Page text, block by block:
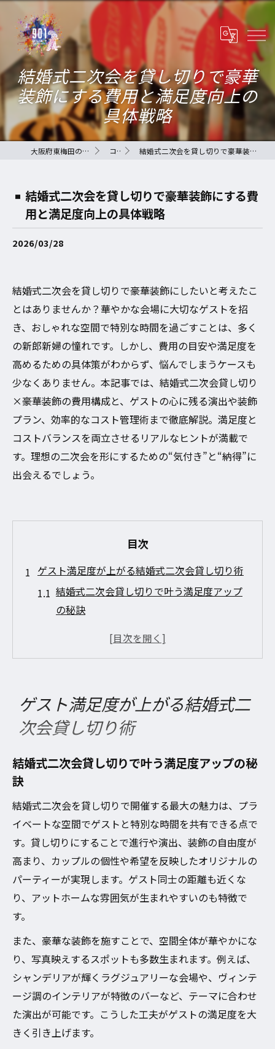
結婚式二次会を貸し切りで豪華
装飾にする費用と満足度向上の
具体戦略
大阪府東梅田のバーなら901-QLAY- コラム 結婚式二次会を貸し切りで豪華装飾にする費用と満足度向上の具体戦略
結婚式二次会を貸し切りで豪華装飾にする費
用と満足度向上の具体戦略
2026/03/28
結婚式二次会を貸し切りで豪華装飾にしたいと考えたこ
とはありませんか？華やかな会場に大切なゲストを招
き、おしゃれな空間で特別な時間を過ごすことは、多く
の新郎新婦の憧れです。しかし、費用の目安や満足度を
高めるための具体策がわからず、悩んでしまうケースも
少なくありません。本記事では、結婚式二次会貸し切り
×豪華装飾の費用構成と、ゲストの心に残る演出や装飾
プラン、効率的なコスト管理術まで徹底解説。満足度と
コストバランスを両立させるリアルなヒントが満載で
す。理想の二次会を形にするための“気付き”と“納得”に
出会えるでしょう。
目次
ゲスト満足度が上がる結婚式二次会貸し切り術
結婚式二次会貸し切りで叶う満足度アップ
の秘訣
豪華装飾がゲスト体験を格上げする理由
ゲスト目線の結婚式二次会貸し切りポイン
ト
結婚式二次会貸し切り会場の装飾最前線
貸し切り会場で映える装飾アイデア集
理想を形にする結婚式二次会貸し切り術
少人数でも映える豪華装飾の作り方
結婚式二次会貸し切りのコスト管理ポイント
結婚式二次会貸し切り費用の内訳と割安術
会費設定のポイントと満足度の両立法
プロ依頼と手作り装飾のコスト比較
結婚式二次会貸し切りで予算オーバー回避
術
行くべきか迷う結婚式二次会の魅力とは
結婚式二次会貸し切りが選ばれる3つの理由
ゲスト満足度が上がる結婚式二
次会貸し切り術
結婚式二次会貸し切りで叶う満足度アップの秘
訣
結婚式二次会を貸し切りで開催する最大の魅力は、プラ
イベートな空間でゲストと特別な時間を共有できる点で
す。貸し切りにすることで進行や演出、装飾の自由度が
高まり、カップルの個性や希望を反映したオリジナルの
パーティーが実現します。ゲスト同士の距離も近くな
り、アットホームな雰囲気が生まれやすいのも特徴で
す。
また、豪華な装飾を施すことで、空間全体が華やかにな
り、写真映えするスポットも多数生まれます。例えば、
シャンデリアが輝くラグジュアリーな会場や、ヴィンテ
ージ調のインテリアが特徴のバーなど、テーマに合わせ
た演出が可能です。こうした工夫がゲストの満足度を大
きく引き上げます。